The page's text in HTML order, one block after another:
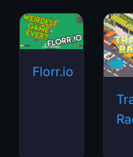
Florr.io